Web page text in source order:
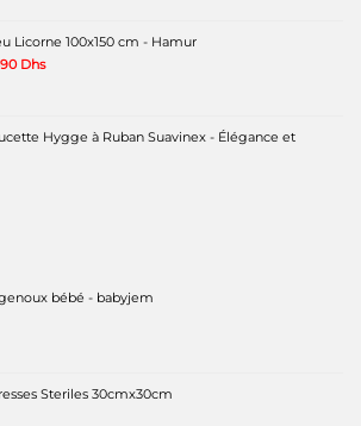
Licorne 100x150 cm - Hamur
Dhs.
DhsLe
390 Dhs.
Hygge à Ruban Suavinex - Élégance et
bébé - babyjem
Steriles 30cmx30cm